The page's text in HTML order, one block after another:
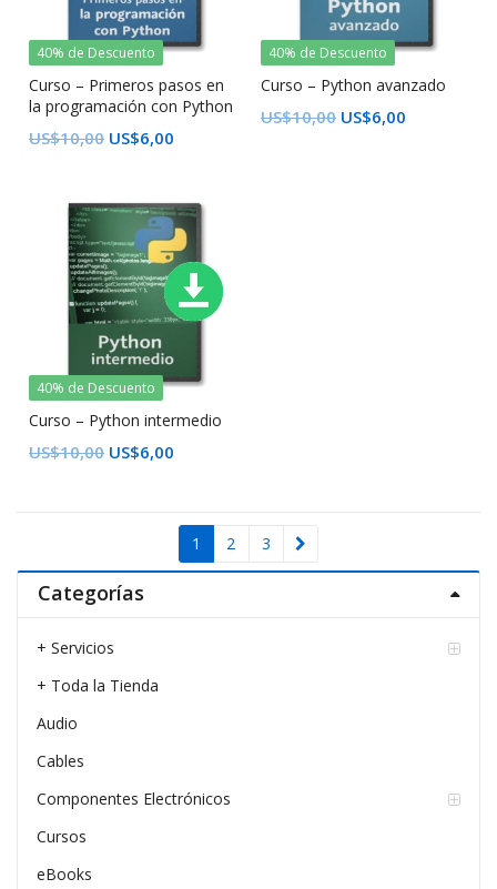
40% de Descuento
Curso – Primeros pasos en
la programación con Python
US$10,00 US$6,00
40% de Descuento
Curso – Python avanzado
US$10,00 US$6,00
40% de Descuento
Curso – Python intermedio
US$10,00 US$6,00
1 2 3
Categorías
+ Servicios
+ Toda la Tienda
Audio
Cables
Componentes Electrónicos
Cursos
eBooks